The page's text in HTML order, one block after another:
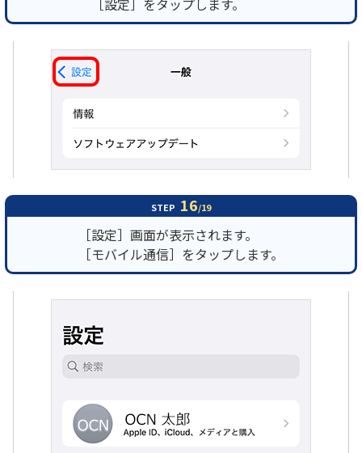
STEP 16/19
［設定］画面が表示されます。
［モバイル通信］をタップします。